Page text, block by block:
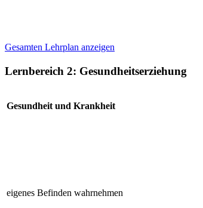
Gesamten Lehrplan anzeigen
Lernbereich 2: Gesundheitserziehung
Gesundheit und Krankheit
eigenes Befinden wahrnehmen